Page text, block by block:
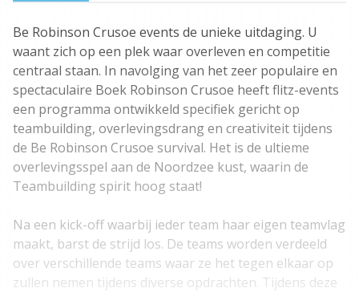
Be Robinson Crusoe events de unieke uitdaging. U
waant zich op een plek waar overleven en competitie
centraal staan. In navolging van het zeer populaire en
spectaculaire Boek Robinson Crusoe heeft flitz-events
een programma ontwikkeld specifiek gericht op
teambuilding, overlevingsdrang en creativiteit tijdens
de Be Robinson Crusoe survival. Het is de ultieme
overlevingsspel aan de Noordzee kust, waarin de
Teambuilding spirit hoog staat!
Na een kick-off waarbij ieder team haar eigen teamvlag
maakt, barst de strijd los. De teams worden verdeeld
over verschillende teams waar ze het tegen elkaar op
zullen nemen tijdens diverse opdrachten. Tijdens deze